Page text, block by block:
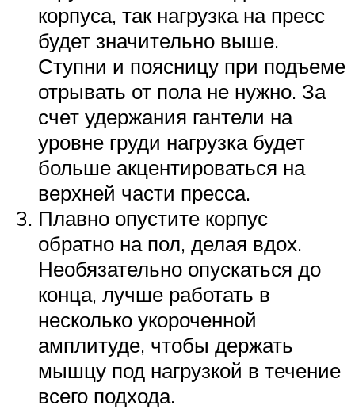
корпуса, так нагрузка на пресс
будет значительно выше.
Ступни и поясницу при подъеме
отрывать от пола не нужно. За
счет удержания гантели на
уровне груди нагрузка будет
больше акцентироваться на
верхней части пресса.
Плавно опустите корпус
обратно на пол, делая вдох.
Необязательно опускаться до
конца, лучше работать в
несколько укороченной
амплитуде, чтобы держать
мышцу под нагрузкой в течение
всего подхода.